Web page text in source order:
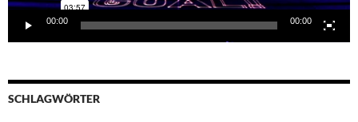
00:00 00:00
SCHLAGWÖRTER